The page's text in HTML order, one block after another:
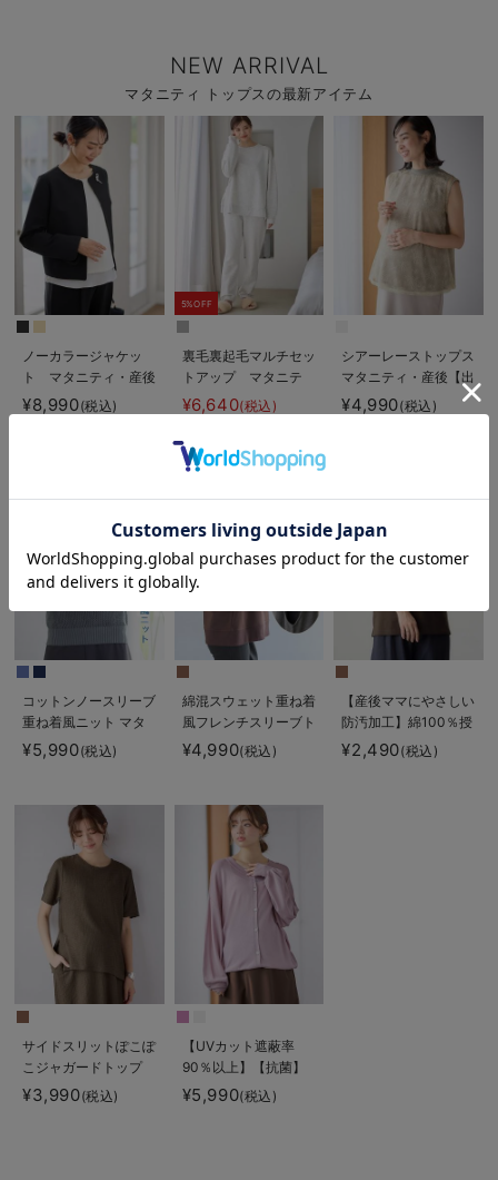
NEW ARRIVAL
マタニティ トップスの最新アイテム
ノーカラージャケッ
ト マタニティ・産後
授乳服【出産後も長く
使える】
¥8,990(税込)
5%OFF
裏毛裏起毛マルチセッ
トアップ マタニテ
ィ・授乳パジャマ・ル
ームウェア・授乳服
【出産後も長く使え
る】
¥6,640(税込)
シアーレーストップス
マタニティ・産後【出
産後も長く使える】
¥4,990(税込)
コットンノースリーブ
重ね着風ニット マタ
ニティ・授乳服 【出
産後も長く使える】
¥5,990(税込)
綿混スウェット重ね着
風フレンチスリーブト
ップス マタニティ・
授乳服【出産後も長く
¥4,990(税込)
【産後ママにやさしい
防汚加工】綿100％授
乳半袖TEE
¥2,490(税込)
サイドスリットぽこぽ
こジャガードトップ
ス マタニティ・授乳
服【出産後も長く着ら
¥3,990(税込)
【UVカット遮蔽率
90％以上】【抗菌】
【接触冷感】前後２
WAYカーディガン
¥5,990(税込)
お気に入り商品を確認する